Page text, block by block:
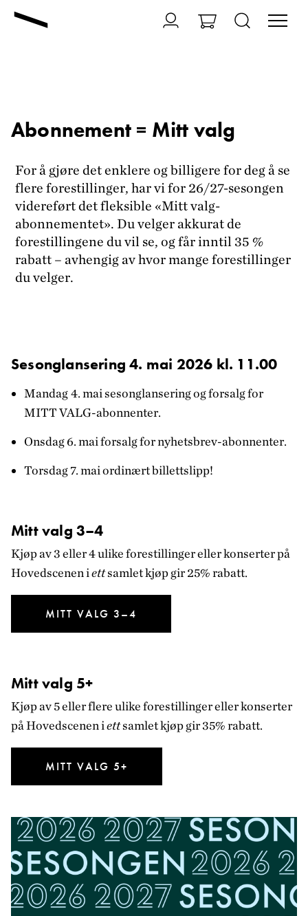
Abonnement = Mitt valg
For å gjøre det enklere og billigere for deg å se
flere forestillinger, har vi for 26/27-sesongen
videreført det fleksible «Mitt valg-
abonnementet». Du velger akkurat de
forestillingene du vil se, og får inntil 35 %
rabatt – avhengig av hvor mange forestillinger
du velger.
Sesonglansering 4. mai 2026 kl. 11.00
Mandag4. mai sesonglansering og forsalg for
MITT VALG-abonnenter.
Onsdag 6. mai forsalg for nyhetsbrev-abonnenter.
Torsdag 7. mai ordinært billettslipp!
Mitt valg 3–4
Kjøp av 3 eller 4 ulike forestillinger eller konserter på
Hovedscenen iettsamlet kjøp gir 25% rabatt.
MITT VALG 3–4
Mitt valg 5+
Kjøp av 5 eller flere ulike forestillinger eller konserter
på Hovedscenen iettsamlet kjøp gir 35% rabatt.
MITT VALG 5+